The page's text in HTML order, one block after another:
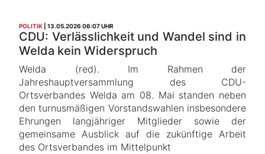
POLITIK 13.05.2026 06:07 UHR
CDU: Verlässlichkeit und Wandel sind in
Welda kein Widerspruch
Welda (red). Im Rahmen der
Jahreshauptversammlung des CDU-
Ortsverbandes Welda am 08. Mai standen neben
den turnusmäßigen Vorstandswahlen insbesondere
Ehrungen langjähriger Mitglieder sowie der
gemeinsame Ausblick auf die zukünftige Arbeit
des Ortsverbandes im Mittelpunkt